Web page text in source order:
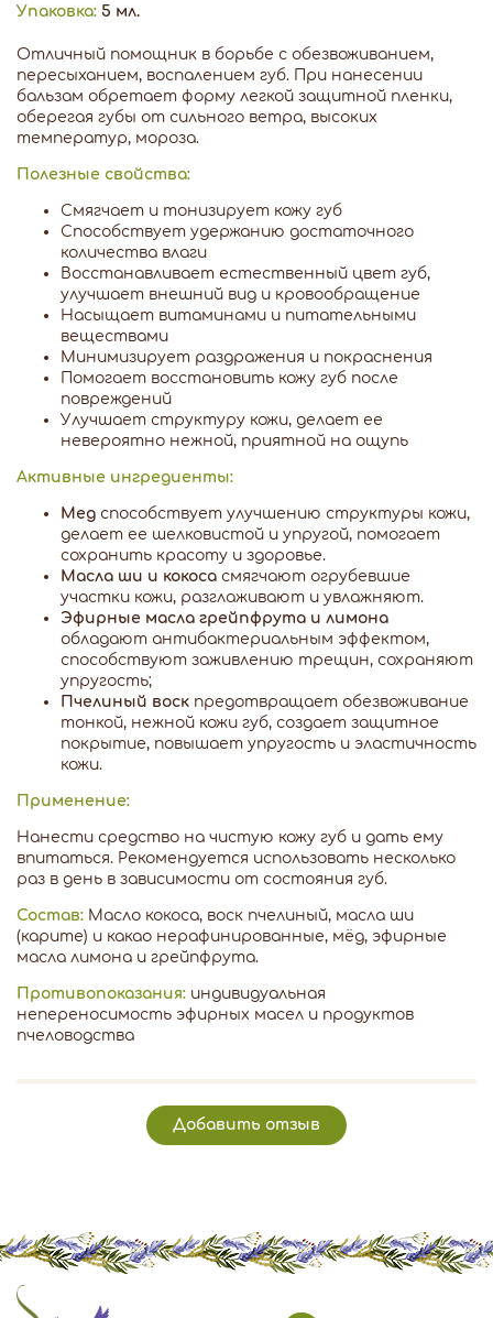
Упаковка: 5 мл.
Отличный помощник в борьбе с обезвоживанием,
пересыханием, воспалением губ. При нанесении
бальзам обретает форму легкой защитной пленки,
оберегая губы от сильного ветра, высоких
температур, мороза.
Полезные свойства:
Смягчает и тонизирует кожу губ
Способствует удержанию достаточного
количества влаги
Восстанавливает естественный цвет губ,
улучшает внешний вид и кровообращение
Насыщает витаминами и питательными
веществами
Минимизирует раздражения и покраснения
Помогает восстановить кожу губ после
повреждений
Улучшает структуру кожи, делает ее
невероятно нежной, приятной на ощупь
Активные ингредиенты:
Мед способствует улучшению структуры кожи,
делает ее шелковистой и упругой, помогает
сохранить красоту и здоровье.
Масла ши и кокоса смягчают огрубевшие
участки кожи, разглаживают и увлажняют.
Эфирные масла грейпфрута и лимона
обладают антибактериальным эффектом,
способствуют заживлению трещин, сохраняют
упругость;
Пчелиный воск предотвращает обезвоживание
тонкой, нежной кожи губ, создает защитное
покрытие, повышает упругость и эластичность
кожи.
Применение:
Нанести средство на чистую кожу губ и дать ему
впитаться. Рекомендуется использовать несколько
раз в день в зависимости от состояния губ.
Состав: Масло кокоса, воск пчелиный, масла ши
(карите) и какао нерафинированные, мёд, эфирные
масла лимона и грейпфрута.
Противопоказания: индивидуальная
непереносимость эфирных масел и продуктов
пчеловодства
Добавить отзыв